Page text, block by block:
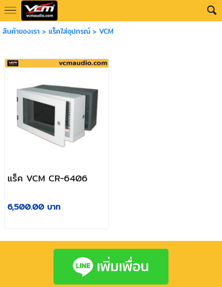
สินค้าของเรา> แร็คใส่อุปกรณ์> VCM
แร็ค VCM CR-6406
6,500.00 บาท